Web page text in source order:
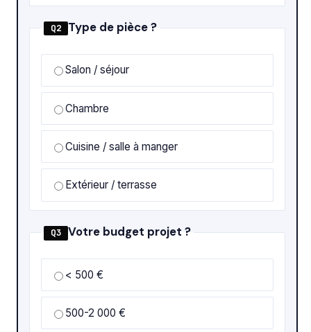
Q2 Type de pièce ?
Salon / séjour
Chambre
Cuisine / salle à manger
Extérieur / terrasse
Q3 Votre budget projet ?
< 500 €
500-2 000 €